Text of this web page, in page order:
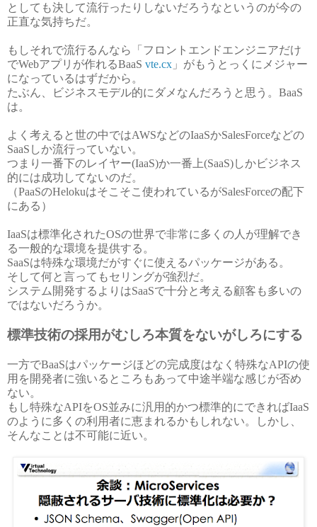
としても決して流行ったりしないだろうなというのが今の
正直な気持ちだ。
もしそれで流行るんなら「フロントエンドエンジニアだけ
でWebアプリが作れるBaaS vte.cx 」がもうとっくにメジャー
になっているはずだから。
たぶん、ビジネスモデル的にダメなんだろうと思う。BaaS
は。
よく考えると世の中ではAWSなどのIaaSかSalesForceなどの
SaaSしか流行っていない。
つまり一番下のレイヤー(IaaS)か一番上(SaaS)しかビジネス
的には成功してないのだ。
（PaaSのHelokuはそこそこ使われているがSalesForceの配下
にある）
IaaSは標準化されたOSの世界で非常に多くの人が理解でき
る一般的な環境を提供する。
SaaSは特殊な環境だがすぐに使えるパッケージがある。
そして何と言ってもセリングが強烈だ。
システム開発するよりはSaaSで十分と考える顧客も多いの
ではないだろうか。
標準技術の採用がむしろ本質をないがしろにする
一方でBaaSはパッケージほどの完成度はなく特殊なAPIの使
用を開発者に強いるところもあって中途半端な感じが否め
ない。
もし特殊なAPIをOS並みに汎用的かつ標準的にできればIaaS
のように多くの利用者に恵まれるかもしれない。しかし、
そんなことは不可能に近い。